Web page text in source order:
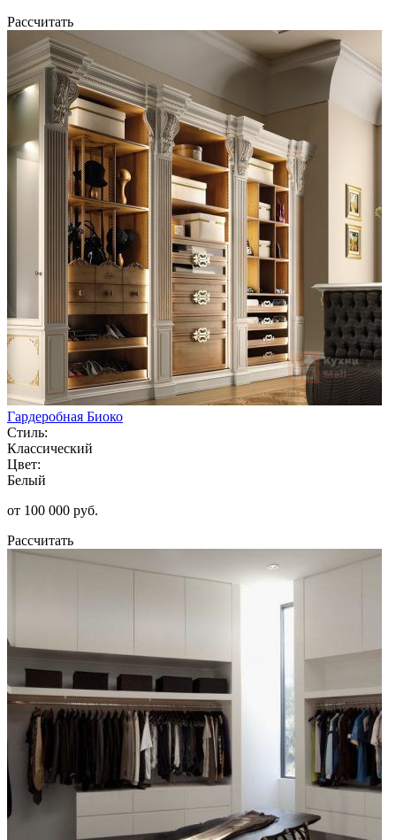
Рассчитать
Гардеробная Биоко
Стиль:
Классический
Цвет:
Белый
от 100 000 руб.
Рассчитать